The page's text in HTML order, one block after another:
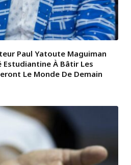
Paul Yatoute Maguiman
À Bâtir Les
Le Monde De Demain